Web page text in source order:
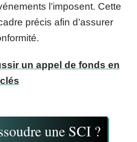
l’imposent. Cette
précis afin d’assurer
un appel de fonds en
une SCI ?